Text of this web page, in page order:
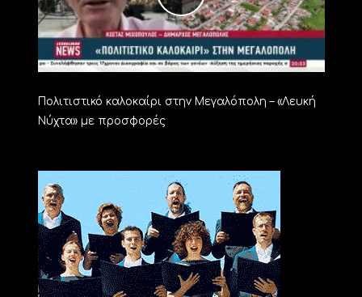
Πολιτιστικό καλοκαίρι στην Μεγαλόπολη – «Λευκή
Νύχτα» με προσφορές